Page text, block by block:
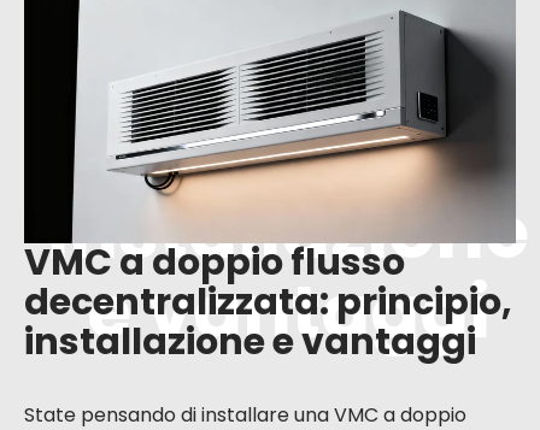
ata:
principio,
installazione
e vantaggi
VMC a doppio flusso
decentralizzata: principio,
installazione e vantaggi
State pensando di installare una VMC a doppio